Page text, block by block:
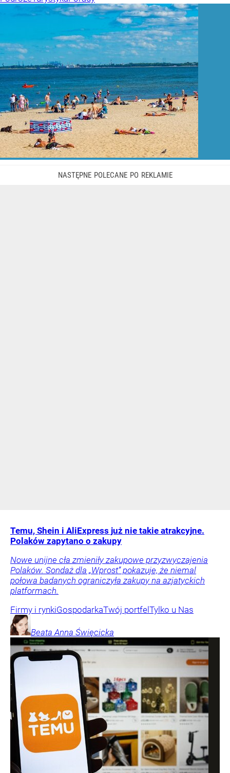
Temu, Shein i AliExpress już nie takie atrakcyjne.
Polaków zapytano o zakupy
Nowe unijne cła zmieniły zakupowe przyzwyczajenia
Polaków. Sondaż dla „Wprost” pokazuje, że niemal
połowa badanych ograniczyła zakupy na azjatyckich
platformach.
Firmy i rynkiGospodarkaTwój portfel Tylko u Nas
Beata Anna Święcicka